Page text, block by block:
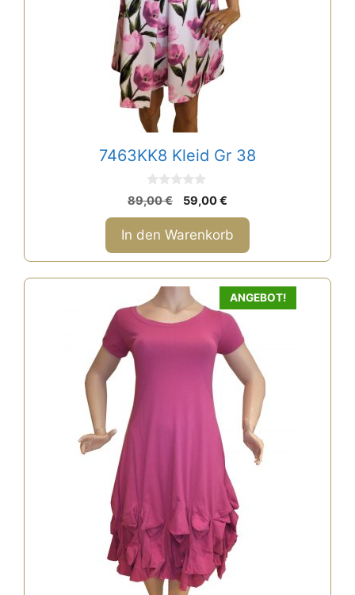
7463KK8 Kleid Gr 38
0
v
o
n
5
89,00€
Ursprünglicher
Preis
war:
89,00 €
59,00€
Preis
ist:
59,00 €.
In den Warenkorb
ANGEBOT!